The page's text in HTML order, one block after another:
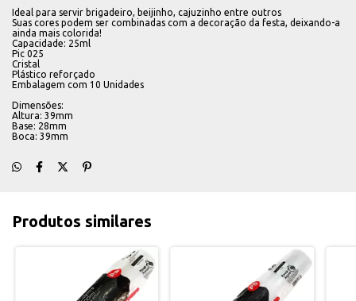
Ideal para servir brigadeiro, beijinho, cajuzinho entre outros
Suas cores podem ser combinadas com a decoração da festa, deixando-a
ainda mais colorida!
Capacidade: 25ml
Pic 025
Cristal
Plástico reforçado
Embalagem com 10 Unidades
Dimensões:
Altura: 39mm
Base: 28mm
Boca: 39mm
Produtos similares